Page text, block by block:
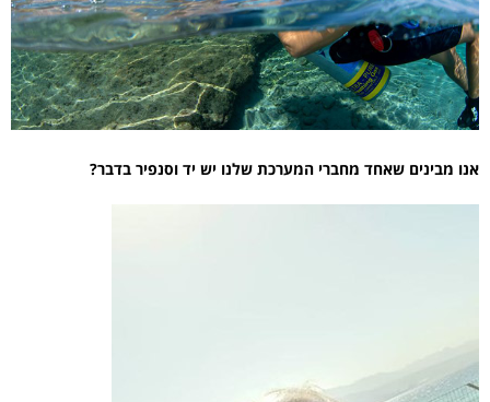
אנו מבינים שאחד מחברי המערכת שלנו יש יד וסנפיר בדבר?